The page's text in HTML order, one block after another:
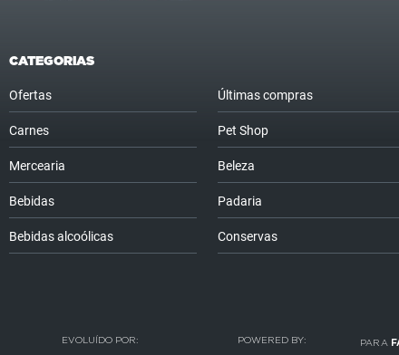
CATEGORIAS
Ofertas
Carnes
Mercearia
Bebidas
Bebidas alcoólicas
Últimas compras
Pet Shop
Beleza
Padaria
Conservas
EVOLUÍDO POR: POWERED BY: PARA